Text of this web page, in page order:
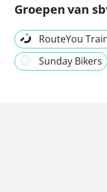
Groepenvan
RouteYou
Sunday Bikers